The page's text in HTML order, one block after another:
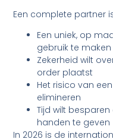
Een complete partner
Een uniek, op
gebruik te
Zekerheid wilt
order plaatst
Het risico van
elimineren
Tijd wilt
handen te geven
In 2026 is de